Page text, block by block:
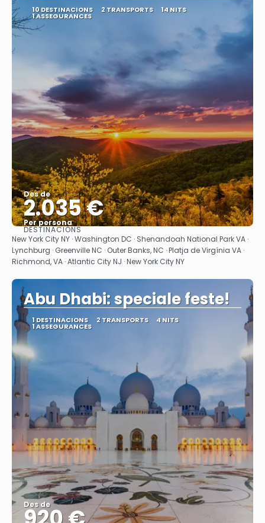
10 DESTINACIONS 2 TRANSPORTS 14 NITS
1 ASSEGURANCES
Des de
2.035 €
Per persona
Veure
DESTINACIONS
New York City NY · Washington DC · Shenandoah National Park VA ·
Lynchburg · Greenville NC · Outer Banks, NC · Platja de Virgínia VA ·
Richmond, VA · Atlantic City NJ · New York City NY
Abu Dhabi: speciale feste!
1 DESTINACIONS 2 TRANSPORTS 4 NITS
1 ASSEGURANCES
Des de